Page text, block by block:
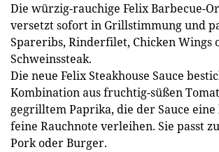
Die würzig-rauchige Felix Barbecue-
versetzt sofort in Grillstimmung und
Spareribs, Rinderfilet, Chicken Wings
Schweinssteak.
Die neue Felix Steakhouse Sauce
Kombination aus fruchtig-süßen
gegrilltem Paprika, die der Sauce eine
feine Rauchnote verleihen. Sie passt
Pork oder Burger.